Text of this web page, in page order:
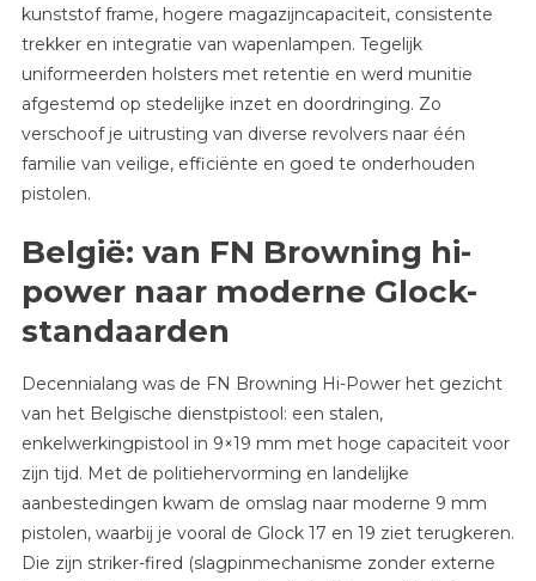
kunststof frame, hogere magazijncapaciteit, consistente
trekker en integratie van wapenlampen. Tegelijk
uniformeerden holsters met retentie en werd munitie
afgestemd op stedelijke inzet en doordringing. Zo
verschoof je uitrusting van diverse revolvers naar één
familie van veilige, efficiënte en goed te onderhouden
pistolen.
België: van FN Browning hi-
power naar moderne Glock-
standaarden
Decennialang was de FN Browning Hi-Power het gezicht
van het Belgische dienstpistool: een stalen,
enkelwerkingpistool in 9×19 mm met hoge capaciteit voor
zijn tijd. Met de politiehervorming en landelijke
aanbestedingen kwam de omslag naar moderne 9 mm
pistolen, waarbij je vooral de Glock 17 en 19 ziet terugkeren.
Die zijn striker-fired (slagpinmechanisme zonder externe